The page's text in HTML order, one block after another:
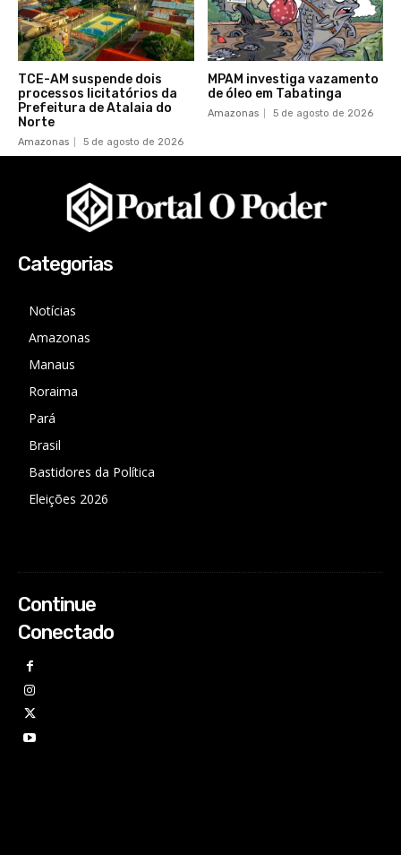
TCE-AM suspende dois
processos licitatórios da
Prefeitura de Atalaia do
Norte
Amazonas 5 de agosto de 2026
MPAM investiga vazamento
de óleo em Tabatinga
Amazonas 5 de agosto de 2026
Categorias
Notícias
Amazonas
Manaus
Roraima
Pará
Brasil
Bastidores da Política
Eleições 2026
Continue
Conectado